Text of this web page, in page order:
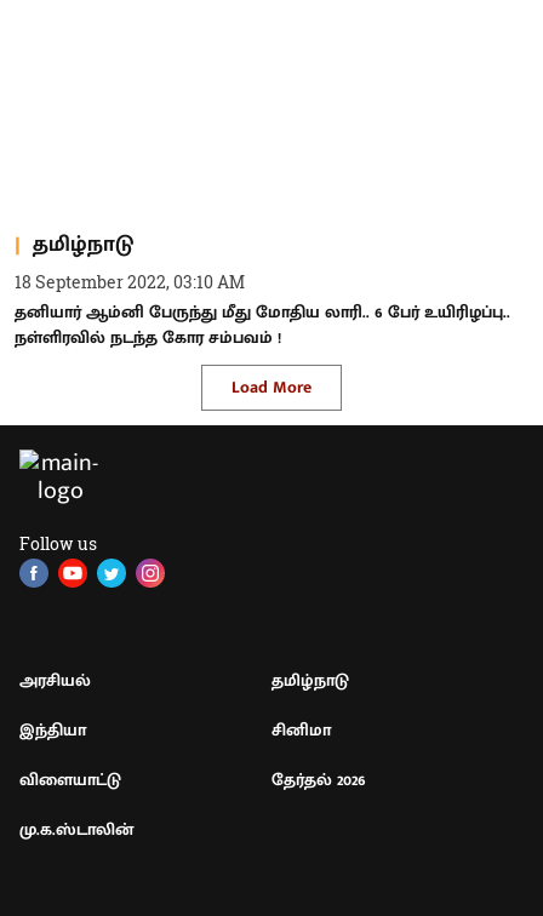
தமிழ்நாடு
18 September 2022, 03:10 AM
தனியார் ஆம்னி பேருந்து மீது மோதிய லாரி.. 6 பேர் உயிரிழப்பு..
நள்ளிரவில் நடந்த கோர சம்பவம் !
Load More
Follow us
அரசியல்
தமிழ்நாடு
இந்தியா
சினிமா
விளையாட்டு
தேர்தல் 2026
மு.க.ஸ்டாலின்